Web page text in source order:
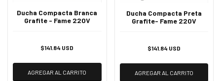
Ducha Compacta Branca
Grafite - Fame 220V
$141.84 USD
AGREGAR AL CARRITO
Ducha Compacta Preta
Grafite- Fame 220V
$141.84 USD
AGREGAR AL CARRITO